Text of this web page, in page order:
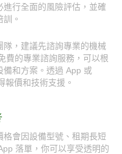
行全面的風險評估，並確
。
，建議先諮詢專業的機械
費的專業諮詢服務，可以根
和方案。透過 App 或
價和技術支援。
會因設備型號、租期長短
落單，你可以享受透明的